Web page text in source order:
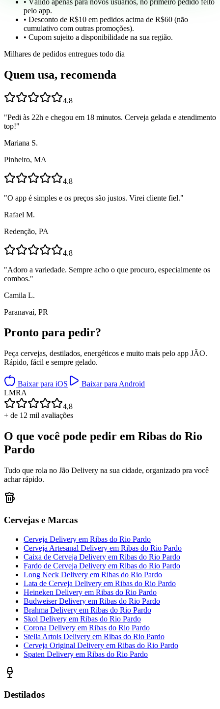
pelo app.
• Desconto de R$10 em pedidos acima de R$60 (não
cumulativo com outras promoções).
• Cupom sujeito a disponibilidade na sua região.
Milhares de pedidos entregues todo dia
Quem usa, recomenda
4.8
"Pedi às 22h e chegou em 18 minutos. Cerveja gelada e atendimento
top!"
Mariana S.
Pinheiro, MA
4.8
"O app é simples e os preços são justos. Virei cliente fiel."
Rafael M.
Redenção, PA
4.8
"Adoro a variedade. Sempre acho o que procuro, especialmente os
combos."
Camila L.
Paranavaí, PR
Pronto para pedir?
Peça cervejas, destilados, energéticos e muito mais pelo app JÃO.
Rápido, fácil e sempre gelado.
Baixar para iOS
Baixar para Android
LMRA
4,8
+ de 12 mil avaliações
O que você pode pedir em Ribas do Rio
Pardo
Tudo que rola no Jão Delivery na sua cidade, organizado pra você
achar rápido.
Cervejas e Marcas
Cerveja Delivery em Ribas do Rio Pardo
Cerveja Artesanal Delivery em Ribas do Rio Pardo
Caixa de Cerveja Delivery em Ribas do Rio Pardo
Fardo de Cerveja Delivery em Ribas do Rio Pardo
Long Neck Delivery em Ribas do Rio Pardo
Lata de Cerveja Delivery em Ribas do Rio Pardo
Heineken Delivery em Ribas do Rio Pardo
Budweiser Delivery em Ribas do Rio Pardo
Brahma Delivery em Ribas do Rio Pardo
Skol Delivery em Ribas do Rio Pardo
Corona Delivery em Ribas do Rio Pardo
Stella Artois Delivery em Ribas do Rio Pardo
Cerveja Original Delivery em Ribas do Rio Pardo
Spaten Delivery em Ribas do Rio Pardo
Destilados